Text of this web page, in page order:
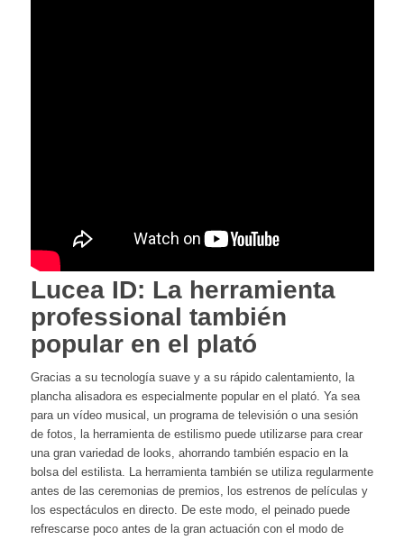
Lucea ID: La herramienta
professional también
popular en el plató
Gracias a su tecnología suave y a su rápido calentamiento, la
plancha alisadora es especialmente popular en el plató. Ya sea
para un vídeo musical, un programa de televisión o una sesión
de fotos, la herramienta de estilismo puede utilizarse para crear
una gran variedad de looks, ahorrando también espacio en la
bolsa del estilista. La herramienta también se utiliza regularmente
antes de las ceremonias de premios, los estrenos de películas y
los espectáculos en directo. De este modo, el peinado puede
refrescarse poco antes de la gran actuación con el modo de